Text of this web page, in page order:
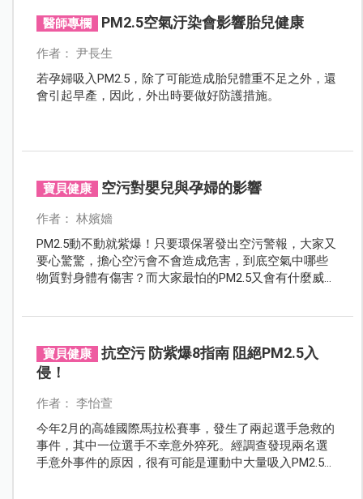
醫師專欄 PM2.5空氣汙染會影響胎兒健康
作者： 尹長生
若孕婦吸入PM2.5，除了可能造成胎兒體重不足之外，還
會引起早產，因此，外出時要做好防護措施。
寶貝健康 空污對嬰兒與孕婦的影響
作者： 林嬪嬙
PM2.5動不動就紫爆！只要環保署發出空污警報，大家又
要心驚驚，擔心空污會不會造成危害，到底空氣中哪些
物質對身體有傷害？而大家最怕的PM2.5又會有什麼威
寶貝健康
抗空污 防紫爆8指南 阻絕PM2.5入
侵！
作者： 李怡萱
今年2月的高雄國際馬拉松賽事，發生了兩起選手急救的
事件，其中一位選手不幸意外猝死。經調查發現兩名選
手意外事件的原因，很有可能是運動中大量吸入PM2.5所